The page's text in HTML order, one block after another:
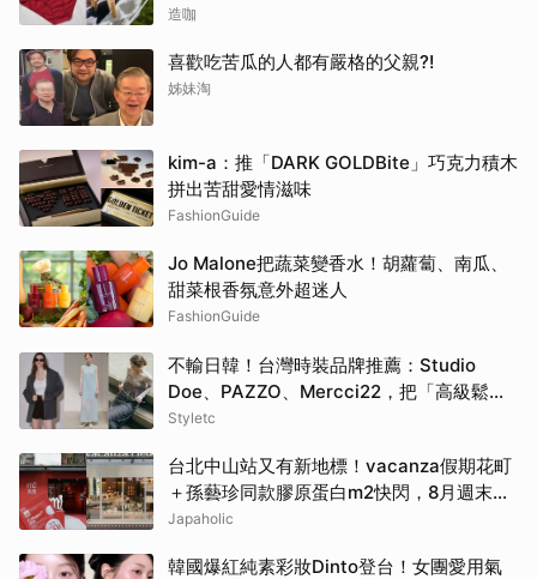
造咖
喜歡吃苦瓜的人都有嚴格的父親?!
姊妹淘
kim-a：推「DARK GOLDBite」巧克力積木
拼出苦甜愛情滋味
FashionGuide
Jo Malone把蔬菜變香水！胡蘿蔔、南瓜、
甜菜根香氛意外超迷人
FashionGuide
不輸日韓！台灣時裝品牌推薦：Studio
Doe、PAZZO、Mercci22，把「高級鬆弛
感」穿成日常
Styletc
台北中山站又有新地標！vacanza假期花町
＋孫藝珍同款膠原蛋白m2快閃，8月週末必
逛這2大爆款景點
Japaholic
韓國爆紅純素彩妝Dinto登台！女團愛用氣